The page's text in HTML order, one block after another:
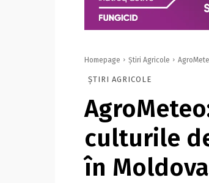
Homepage Știri Agricole
ȘTIRI AGRICOLE
culturile
în